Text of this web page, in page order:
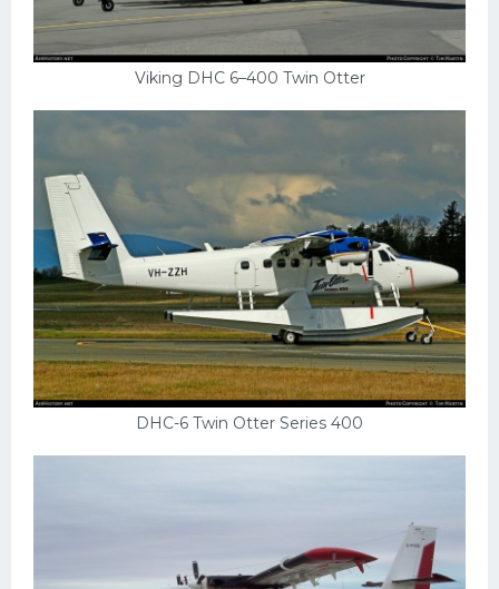
Viking DHC 6–400 Twin Otter
DHC-6 Twin Otter Series 400